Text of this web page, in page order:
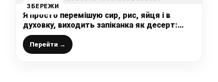
ЗБЕРЕЖИ
Я просто перемішую сир, рис, яйця і в
духовку, виходить запіканка як десерт:
ситно і ну дуже смачно
Перейти →